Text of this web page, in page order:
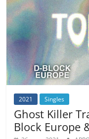
2021 Singles
Ghost Killer
Block Europe